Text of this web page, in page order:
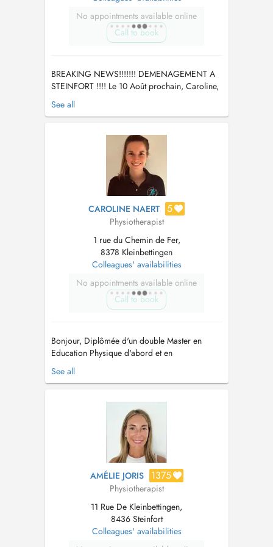
No appointments available online
Call to book
BREAKING NEWS!!!!!!! DEMENAGEMENT A
STEINFORT !!!! Le 10 Août prochain, Caroline,
Marie et moi déménagerons dans un nouveau
centre à Steinfort! Valentin, un ostéopathe de
Ostéo Hemmer. Il se situe au 5-7, route d'Arlon
à L-8410 Steinfort, juste en face ...
See all
CAROLINE NAERT 5
Physiotherapist
1 rue du Chemin de Fer,
8378 Kleinbettingen
Colleagues' availabilities
No appointments available online
Call to book
Bonjour, Diplômée d'un double Master en
Education Physique d'abord et en
Kinésithérapie ensuite, j'essaie dans mes prises
en charge d'avoir une approche personnalisée
Toujours en quête d'apprendre et de
m'améliorer, je continue à me former pour
See all
AMÉLIE JORIS 1375
Physiotherapist
11 Rue De Kleinbettingen,
8436 Steinfort
Colleagues' availabilities